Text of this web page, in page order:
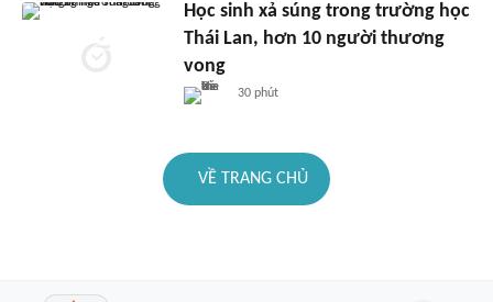
Học sinh xả súng trong trường học
Thái Lan, hơn 10 người thương
vong
30 phút
VỀ TRANG CHỦ